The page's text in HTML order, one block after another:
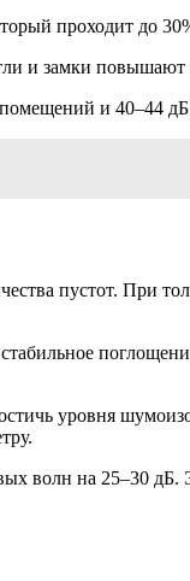
проходит до
и замки повышают
и 40–44
пустот. При
уровня
волн на 25–30 дБ.